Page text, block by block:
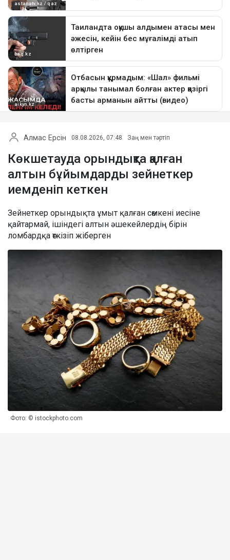
Алмас Ерсін 08.08.2026, 07:48 Заң мен тәртіп
Көкшетауда орындықта қалған
алтын бұйымдарды зейнеткер
иемденіп кеткен
Зейнеткер орындықта ұмыт қалған сөмкені иесіне
қайтармай, ішіндегі алтын әшекейлердің бірін
ломбардқа өткізіп жіберген
Фото: © istockphoto.com